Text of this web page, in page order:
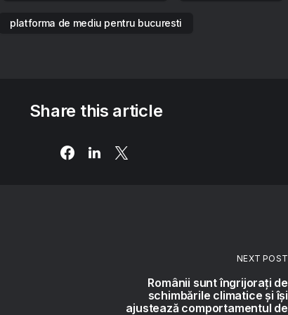
platforma de mediu pentru bucuresti
Share this article
NEXT POST
Românii sunt îngrijorați de
schimbările climatice și își
ajustează comportamentul de